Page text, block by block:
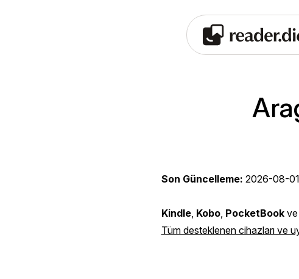
Son Güncelleme: 2026-08-01
Kindle, Kobo, PocketBookve
Tüm desteklenen cihazları ve